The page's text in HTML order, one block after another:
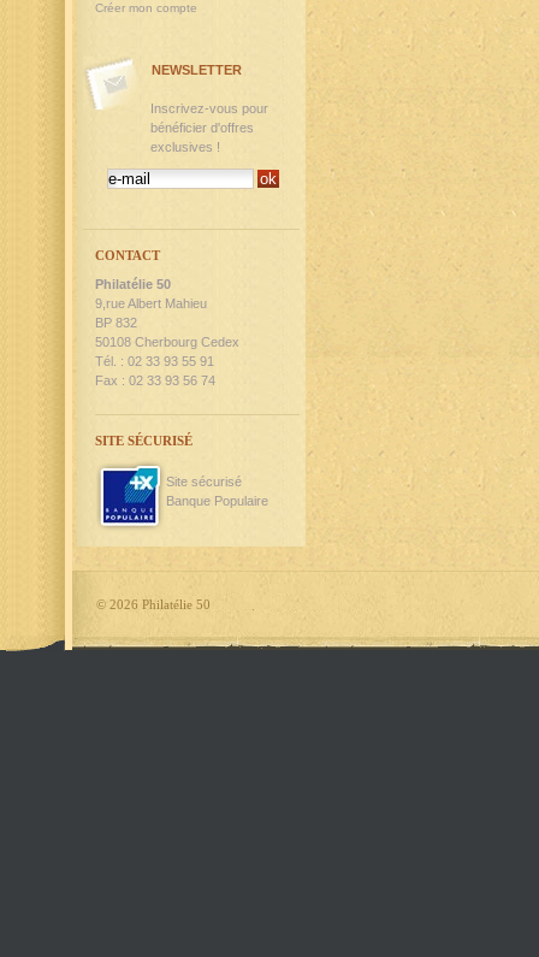
Créer mon compte
NEWSLETTER
Inscrivez-vous pour
bénéficier d'offres
exclusives !
CONTACT
Philatélie 50
9,rue Albert Mahieu
BP 832
50108 Cherbourg Cedex
Tél. : 02 33 93 55 91
Fax : 02 33 93 56 74
SITE SÉCURISÉ
Site sécurisé
Banque Populaire
© 2026 Philatélie 50